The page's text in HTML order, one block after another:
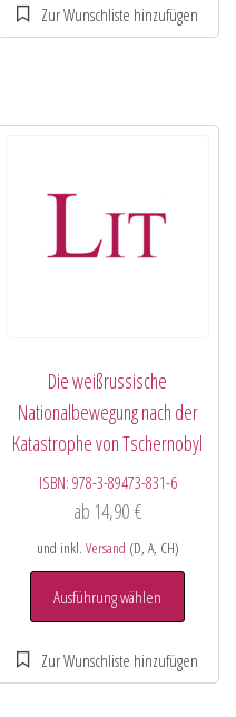
Die weißrussische
Nationalbewegung nach der
Katastrophe von Tschernobyl
ISBN: 978-3-89473-831-6
ab 14,90 €
und inkl. Versand (D, A, CH)
Ausführung wählen